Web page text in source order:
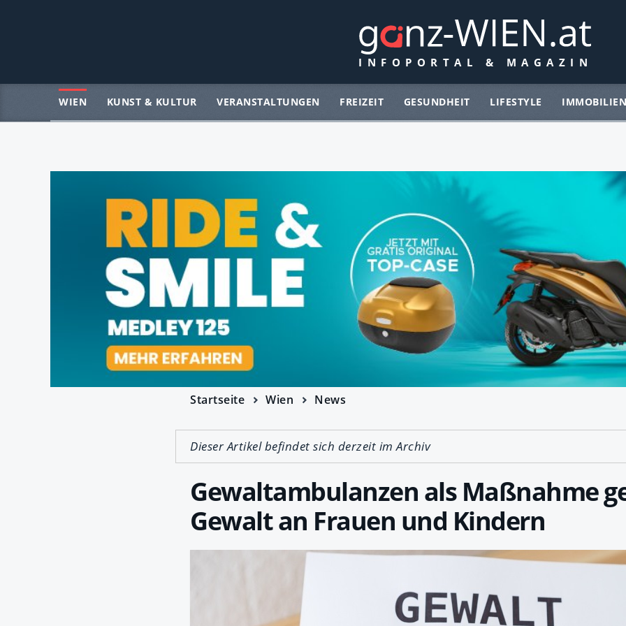
WIEN KUNST & KULTUR VERANSTALTUNGEN FREIZEIT GESUNDHEIT LIFESTYLE
Startseite Wien News
Dieser Artikel befindet sich derzeit im Archiv
Gewaltambulanzen als Maßnahme
Gewalt an Frauen und Kindern